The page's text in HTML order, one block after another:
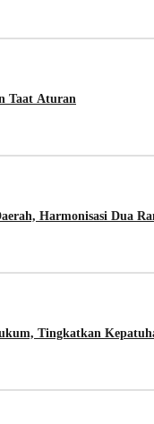
Taat Aturan
Harmonisasi Dua
Tingkatkan